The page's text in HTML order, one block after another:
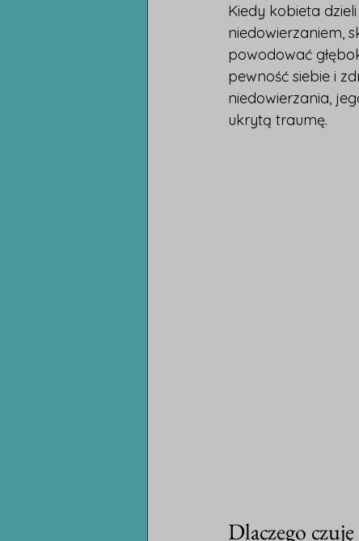
Kiedy kobieta
niedowierzaniem,
powodować
pewność siebie i
niedowierzania,
ukrytą traumę.
Dlaczego